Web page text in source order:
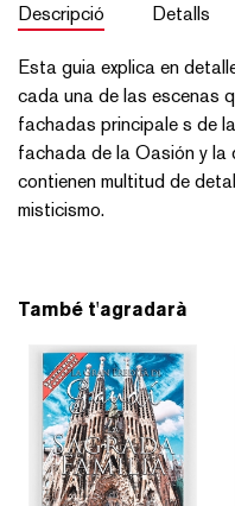
Descripció Detalls
Esta guia explica en
cada una de las escenas
fachadas principale s de
fachada de la Oasión y la
contienen multitud de
misticismo.
També t'agradarà